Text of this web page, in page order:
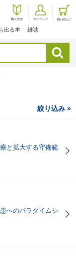
出る本 雑誌
検索
絞り込み »
と拡大する守備範
へのパラダイムシ